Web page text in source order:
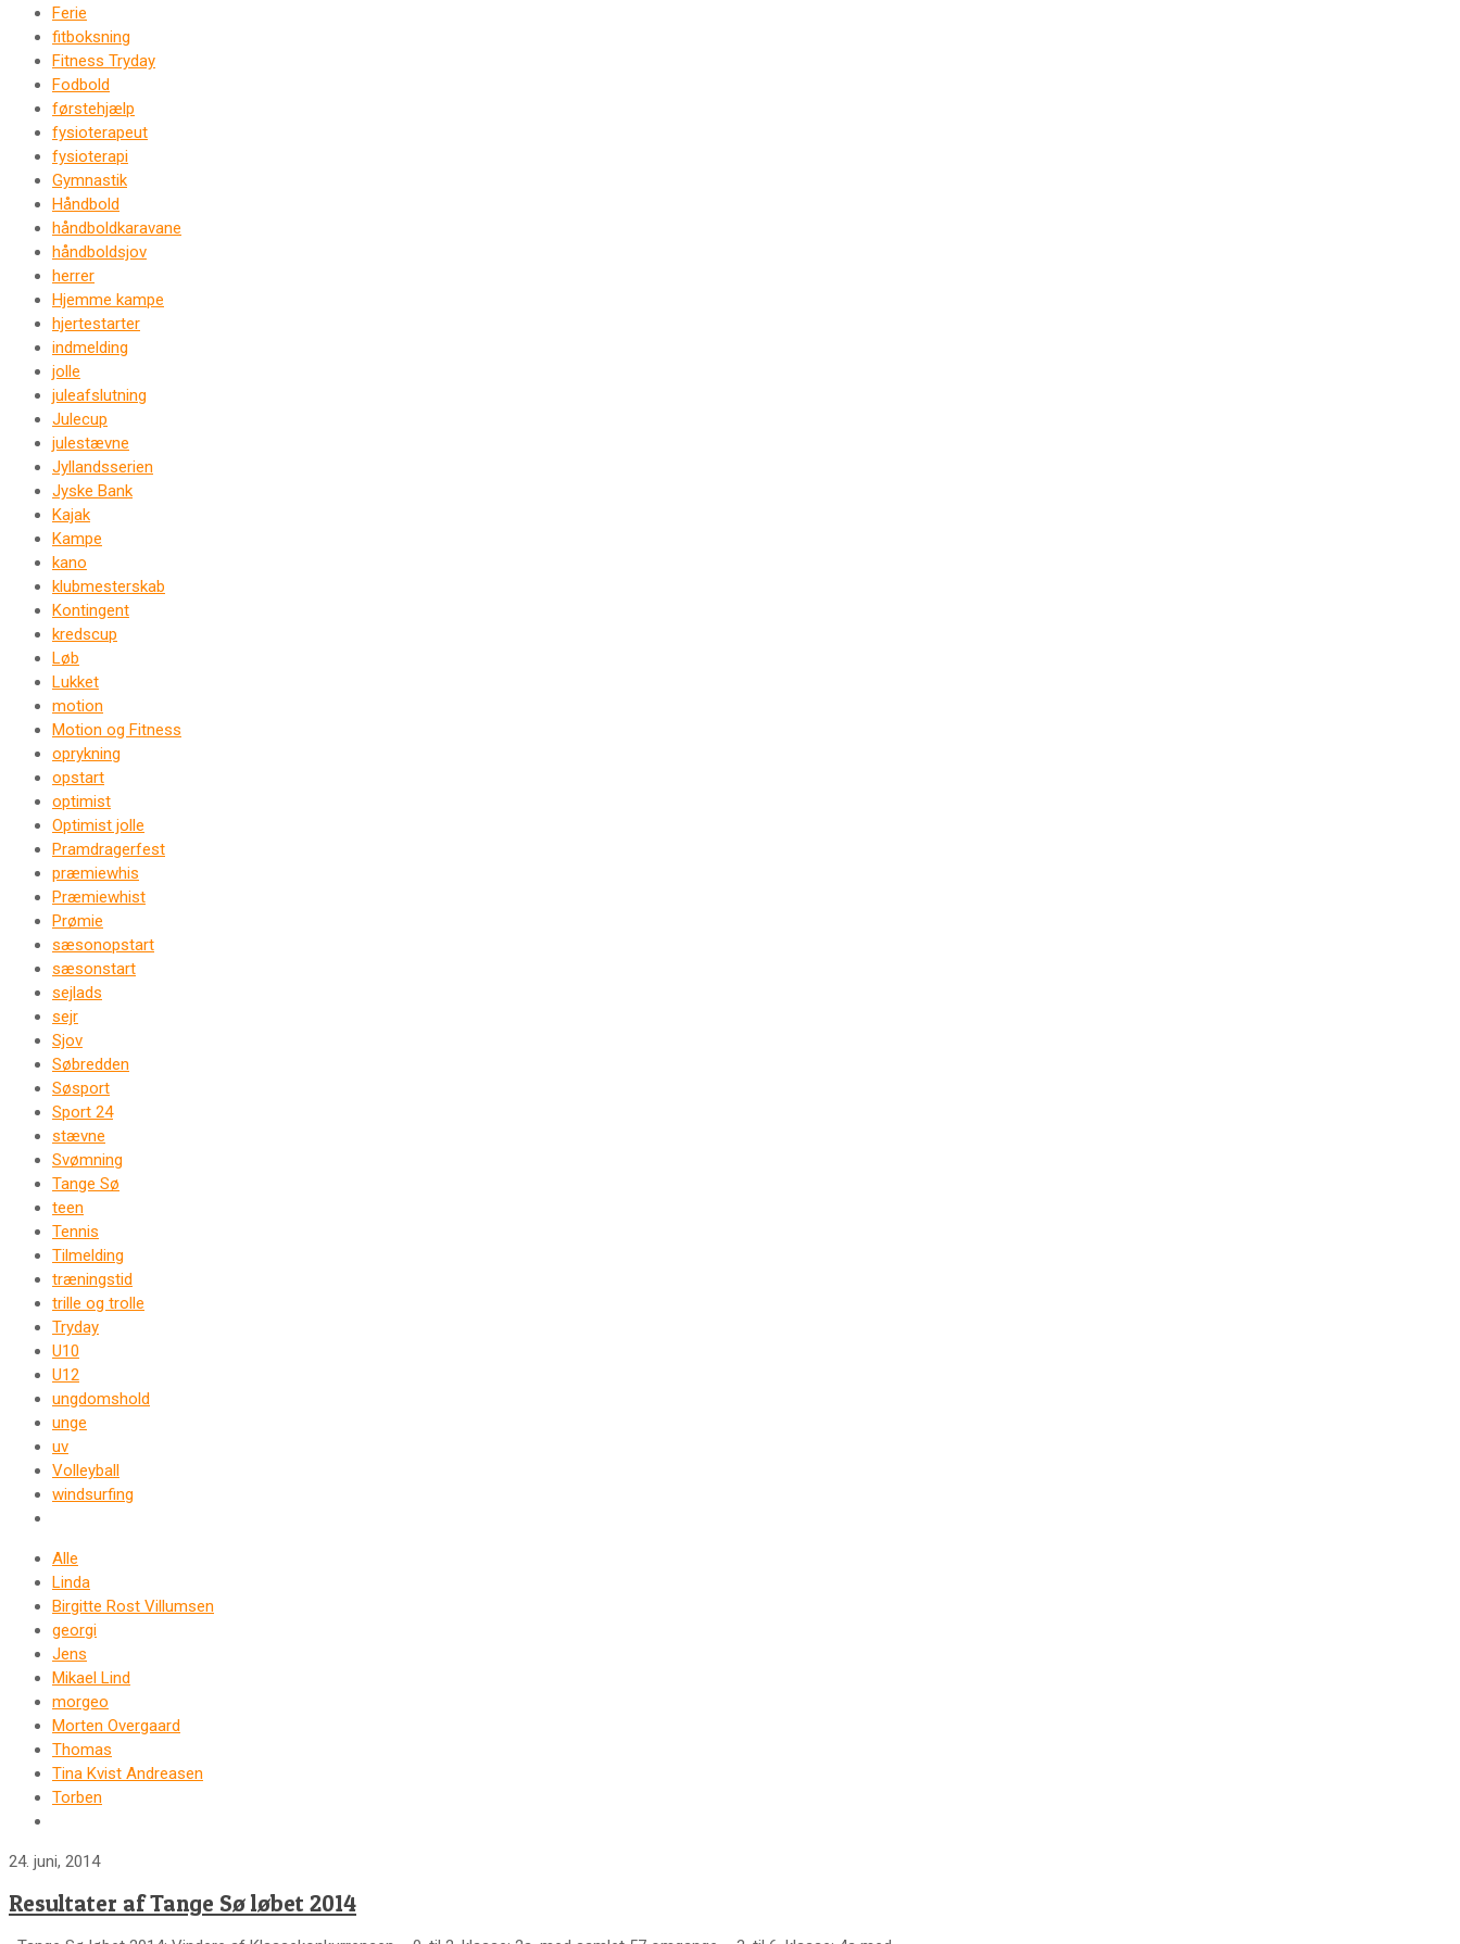
Ferie
fitboksning
Fitness Tryday
Fodbold
førstehjælp
fysioterapeut
fysioterapi
Gymnastik
Håndbold
håndboldkaravane
håndboldsjov
herrer
Hjemme kampe
hjertestarter
indmelding
jolle
juleafslutning
Julecup
julestævne
Jyllandsserien
Jyske Bank
Kajak
Kampe
kano
klubmesterskab
Kontingent
kredscup
Løb
Lukket
motion
Motion og Fitness
oprykning
opstart
optimist
Optimist jolle
Pramdragerfest
præmiewhis
Præmiewhist
Prømie
sæsonopstart
sæsonstart
sejlads
sejr
Sjov
Søbredden
Søsport
Sport 24
stævne
Svømning
Tange Sø
teen
Tennis
Tilmelding
træningstid
trille og trolle
Tryday
U10
U12
ungdomshold
unge
uv
Volleyball
windsurfing
Alle
Linda
Birgitte Rost Villumsen
georgi
Jens
Mikael Lind
morgeo
Morten Overgaard
Thomas
Tina Kvist Andreasen
Torben
24. juni, 2014
Resultater af Tange Sø løbet 2014